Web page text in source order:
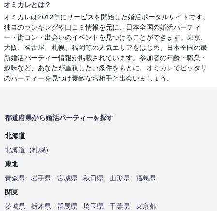
オミカレとは？
オミカレは2012年にサービスを開始した婚活ポータルサイトです。
独自のランキングや口コミ情報を元に、日本全国の婚活パーティ
ー・街コン・出会いのイベントを見つけることができます。東京、
大阪、名古屋、札幌、福岡等の人気エリアをはじめ、日本全国の最
新婚活パーティー情報が掲載されています。参加者の年齢・職業・
趣味など、あなたが重視したい条件をもとに、オミカレでピッタリ
のパーティーを見つけ素敵なお相手と出会いましょう。
都道府県から婚活パーティーを探す
北海道
北海道 （札幌）
東北
青森県
岩手県 宮城県 秋田県 山形県
福島県
関東
茨城県
栃木県 群馬県 埼玉県 千葉県
東京都